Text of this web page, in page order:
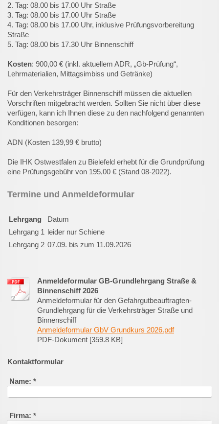
2. Tag: 08.00 bis 17.00 Uhr Straße
3. Tag: 08.00 bis 17.00 Uhr Straße
4. Tag: 08.00 bis 17.00 Uhr, inklusive Prüfungsvorbereitung
Straße
5. Tag: 08.00 bis 17.30 Uhr Binnenschiff
Kosten: 900,00 € (inkl. aktuellem ADR, „Gb-Prüfung“,
Lehrmaterialien, Mittagsimbiss und Getränke)
Für den Verkehrsträger Binnenschiff müssen die aktuellen
Vorschriften mitgebracht werden. Sollten Sie nicht über diese
verfügen, kann ich Ihnen diese zu den nachfolgend genannten
Konditionen besorgen:
ADN (Kosten 139,99 € brutto)
Die IHK Ostwestfalen zu Bielefeld erhebt für die Grundprüfung
eine Prüfungsgebühr von 195,00 € (Stand 08-2022).
Termine und Anmeldeformular
Lehrgang
Datum
Lehrgang 1 leider nur Schiene
Lehrgang 2 07.09. bis zum 11.09.2026
Anmeldeformular GB-Grundlehrgang Straße &
Binnenschiff 2026
Anmeldeformular für den Gefahrgutbeauftragten-
Grundlehrgang für die Verkehrsträger Straße und
Binnenschiff
Anmeldeformular GbV Grundkurs 2026.pdf
PDF-Dokument [359.8 KB]
Kontaktformular
Name: *
Firma: *